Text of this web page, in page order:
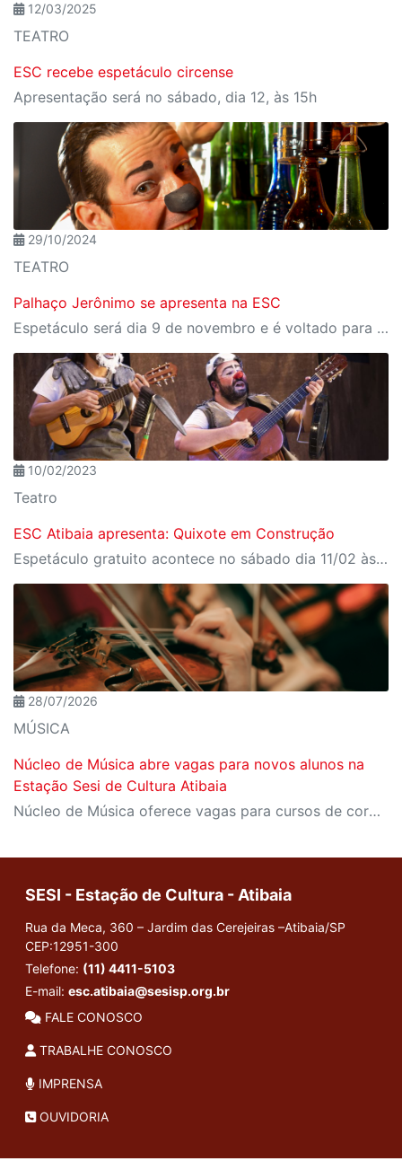
12/03/2025
TEATRO
ESC recebe espetáculo circense
Apresentação será no sábado, dia 12, às 15h
29/10/2024
TEATRO
Palhaço Jerônimo se apresenta na ESC
Espetáculo será dia 9 de novembro e é voltado para todos os públicos.
10/02/2023
Teatro
ESC Atibaia apresenta: Quixote em Construção
Espetáculo gratuito acontece no sábado dia 11/02 às 15h.
28/07/2026
MÚSICA
Núcleo de Música abre vagas para novos alunos na
Estação Sesi de Cultura Atibaia
Núcleo de Música oferece vagas para cursos de cordas friccionadas, nos módulos de iniciação instrumental e prática de conjunto
SESI - Estação de Cultura - Atibaia
Rua da Meca, 360 – Jardim das Cerejeiras –Atibaia/SP
CEP:12951-300
Telefone: (11) 4411-5103
E-mail: esc.atibaia@sesisp.org.br
FALE CONOSCO
TRABALHE CONOSCO
IMPRENSA
OUVIDORIA